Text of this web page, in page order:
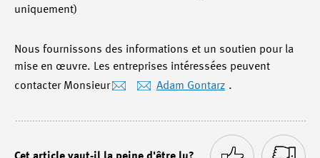
uniquement)
Nous fournissons des informations et un soutien pour la
mise en œuvre. Les entreprises intéressées peuvent
contacter Monsieur
Adam Gontarz .